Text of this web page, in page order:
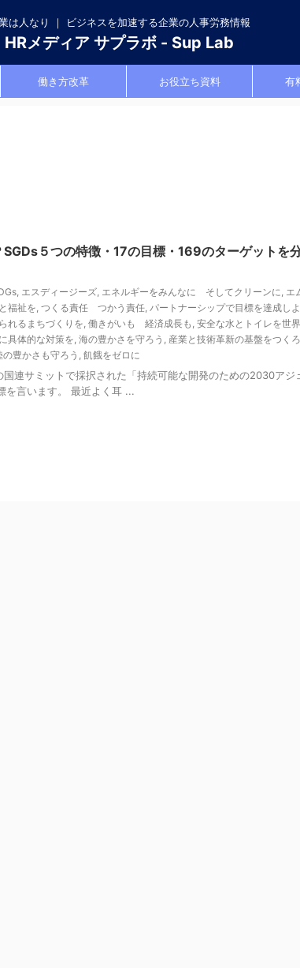
は人なり ｜ ビジネスを加速する企業の人事労務情報
HRメディア サプラボ - Sup Lab
働き方改革 お役立ち資料 有
５つの特徴・17の目標・169のターゲットを
, エスディージーズ, エネルギーをみんなに そしてクリーンに, エ
福祉を, つくる責任 つかう責任, パートナーシップで目標を達成し
れるまちづくりを, 働きがいも 経済成長も , 安全な水とトイレを世
具体的な対策を, 海の豊かさを守ろう , 産業と技術革新の基盤をつく
の豊かさも守ろう , 飢餓をゼロに
連サミットで採択された「持続可能な開発のための2030アジ
を言います。 最近よく耳 ...